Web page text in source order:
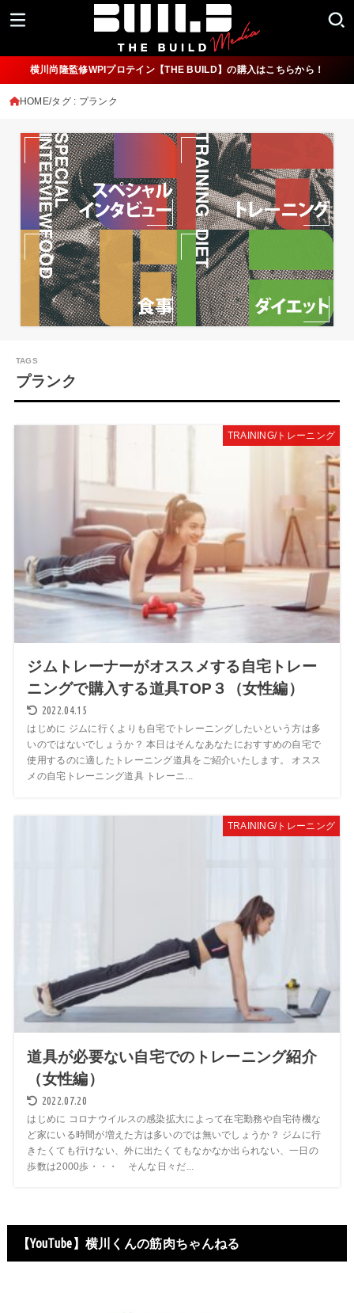
横川尚隆監修WPIプロテイン【THE BUILD】の購入はこちらから！
HOME タグ : プランク
プランク
TRAINING/トレーニング
ジムトレーナーがオススメする自宅トレー
ニングで購入する道具TOP３（女性編）
2022.04.15
はじめに ジムに行くよりも自宅でトレーニングしたいという方は多
いのではないでしょうか？ 本日はそんなあなたにおすすめの自宅で
使用するのに適したトレーニング道具をご紹介いたします。 オスス
メの自宅トレーニング道具 トレーニ...
TRAINING/トレーニング
道具が必要ない自宅でのトレーニング紹介
（女性編）
2022.07.20
はじめに コロナウイルスの感染拡大によって在宅勤務や自宅待機な
ど家にいる時間が増えた方は多いのでは無いでしょうか？ ジムに行
きたくても行けない、外に出たくてもなかなか出られない、一日の
歩数は2000歩・・・ そんな日々だ...
【YouTube】横川くんの筋肉ちゃんねる